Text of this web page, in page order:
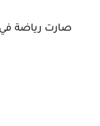
صارت رياضة في